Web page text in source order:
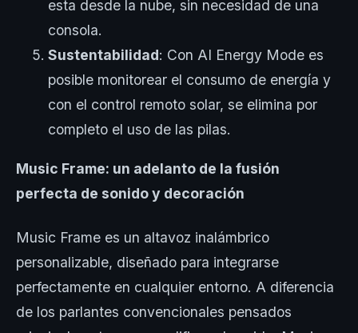
esta desde la nube, sin necesidad de una
consola.
Sustentabilidad: Con AI Energy Mode es
posible monitorear el consumo de energía y
con el control remoto solar, se elimina por
completo el uso de las pilas.
Music Frame: un adelanto de la fusión
perfecta de sonido y decoración
Music Frame es un altavoz inalámbrico
personalizable, diseñado para integrarse
perfectamente en cualquier entorno. A diferencia
de los parlantes convencionales pensados